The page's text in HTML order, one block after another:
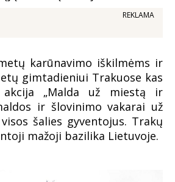
REKLAMA
karūnavimo iškilmėms ir
gimtadieniui Trakuose kas
akcija „Malda už miestą ir
ir šlovinimo vakarai už
šalies gyventojus. Trakų
mažoji bazilika Lietuvoje.